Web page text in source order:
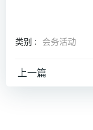
类别 : 会务活动
文
上一篇